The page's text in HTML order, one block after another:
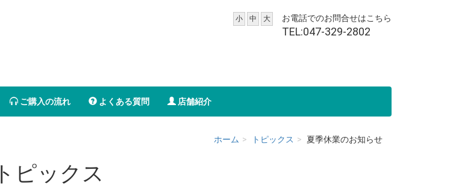
お電話でのお問合せはこちら
TEL:047-329-2802
小 中 大
ご購入の流れ よくある質問 店舗紹介
ホーム トピックス 夏季休業のお知らせ
トピックス